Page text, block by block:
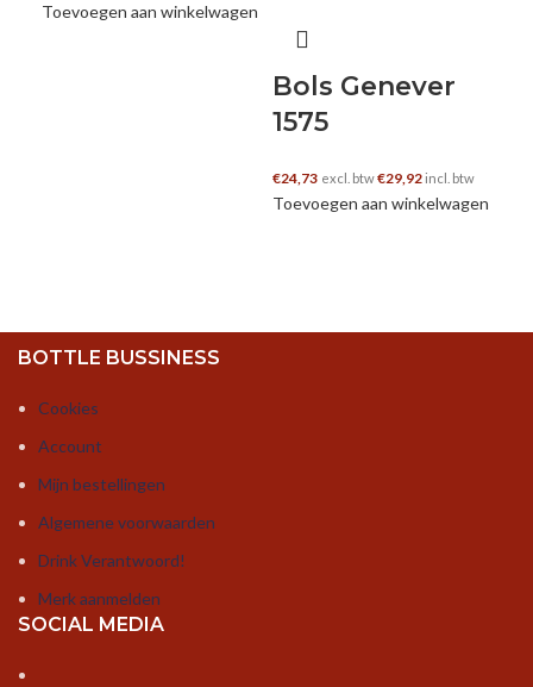
Toevoegen aan winkelwagen
Bols Genever
1575
€24,73 excl. btw€29,92 incl. btw
Toevoegen aan winkelwagen
BOTTLE BUSSINESS
Cookies
Account
Mijn bestellingen
Algemene voorwaarden
Drink Verantwoord!
Merk aanmelden
SOCIAL MEDIA